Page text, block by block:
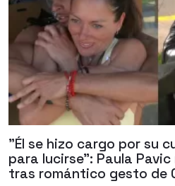
"Él se hizo cargo por su
para lucirse": Paula
tras romántico gesto de